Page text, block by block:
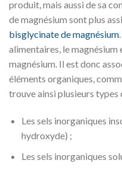
produit, mais aussi de sa
de magnésium sont plus
bisglycinate de magnésium
alimentaires, le magnésium
magnésium. Il est donc
éléments organiques,
trouve ainsi plusieurs types
Les sels inorganiques
hydroxyde) ;
Les sels inorganiques